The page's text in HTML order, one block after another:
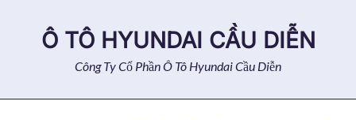
contentÔ TÔ HYUNDAI CẦU DIỄN
Công Ty Cổ Phần Ô Tô Hyundai Cầu Diễn